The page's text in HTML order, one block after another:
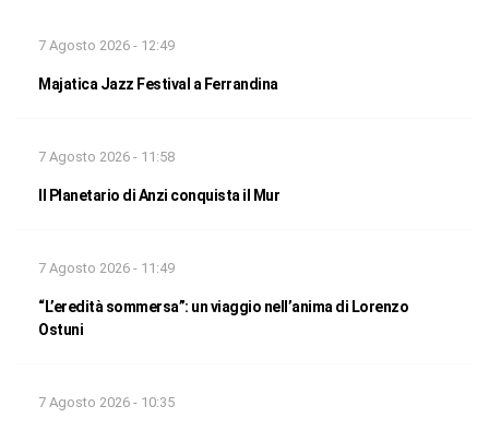
7 Agosto 2026 - 12:49
Majatica Jazz Festival a Ferrandina
7 Agosto 2026 - 11:58
Il Planetario di Anzi conquista il Mur
7 Agosto 2026 - 11:49
“L’eredità sommersa”: un viaggio nell’anima di Lorenzo
Ostuni
7 Agosto 2026 - 10:35